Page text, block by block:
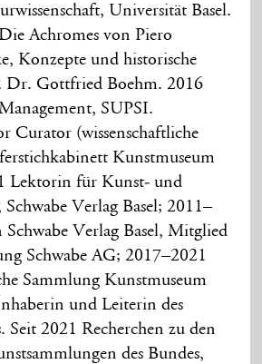
Universität Basel.
Achromes von Piero
Konzepte und historische
Dr. Gottfried Boehm. 2016
SUPSI.
Curator (wissenschaftliche
Kunstmuseum
Lektorin für Kunst- und
Verlag Basel; 2011–
Verlag Basel, Mitglied
Schwabe AG; 2017–2021
Sammlung Kunstmuseum
und Leiterin des
Seit 2021 Recherchen zu den
des Bundes,